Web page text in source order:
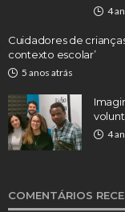
4
Cuidadores de
contexto escolar’
5 anos atrás
4
COMENTÁRIOS